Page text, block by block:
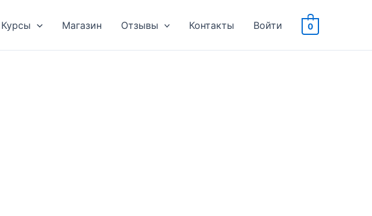
Курсы Магазин Отзывы Контакты Войти 0